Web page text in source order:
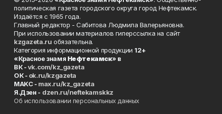
политическая газета городского округа город Нефтекамск.
Издаётся с 1965 года.
Главный редактор - Сабитова Людмила Валерьяновна.
При использовании материалов гиперссылка на сайт
kzgazeta.ru обязательна.
Категория информационной продукции 12+
«Красное знамя Нефтекамск» в
ВК -vk.com/kz_gazeta
ОК - ok.ru/kzgazeta
MAKC - max.ru/kz_gazeta
Я.Дзен - dzen.ru/neftekamskkz
Об использовании персональных данных